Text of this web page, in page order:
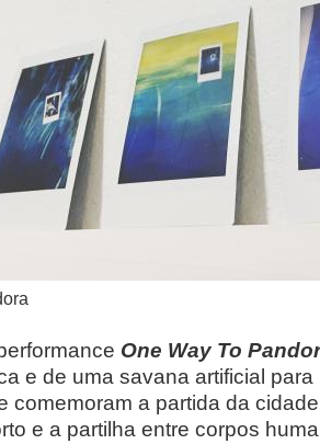
One Way To
e de uma savana artificial para
comemoram a partida da
e a partilha entre corpos